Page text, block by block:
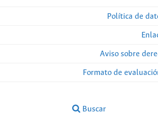
Política de
Aviso sobre
Formato de
Buscar